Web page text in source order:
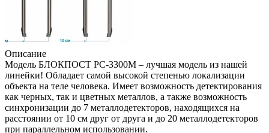
Описание
Модель БЛОКПОСТ РС-3300М – лучшая модель из нашей
линейки! Обладает самой высокой степенью локализации
объекта на теле человека. Имеет возможность детектирования
как черных, так и цветных металлов, а также возможность
синхронизации до 7 металлодетекторов, находящихся на
расстоянии от 10 см друг от друга и до 20 металлодетекторов
при параллельном использовании.